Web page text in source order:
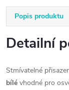
Popis produktu
Detailní
Stmívatelné
bílé vhodné pro